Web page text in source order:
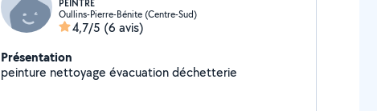
PEINTRE
Oullins-Pierre-Bénite (Centre-Sud)
4,7/5 (6 avis)
Présentation
peinture nettoyage évacuation déchetterie